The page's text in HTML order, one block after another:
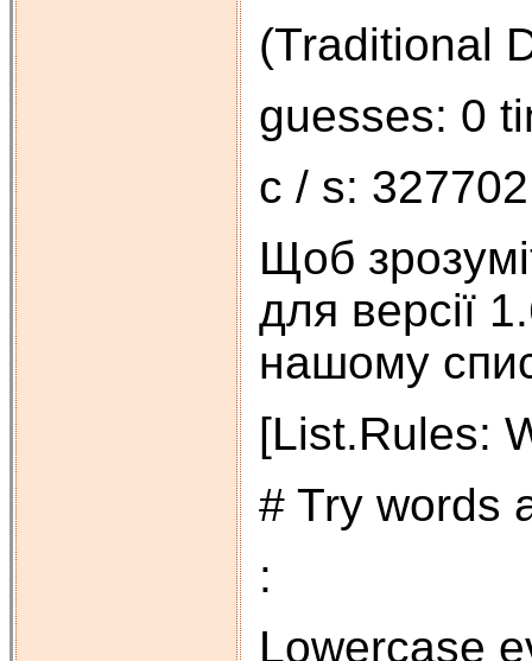
(Traditional
guesses: 0
c / s:
Щоб
для версії
нашому
[List.Rules:
# Try words
:
Lowercase